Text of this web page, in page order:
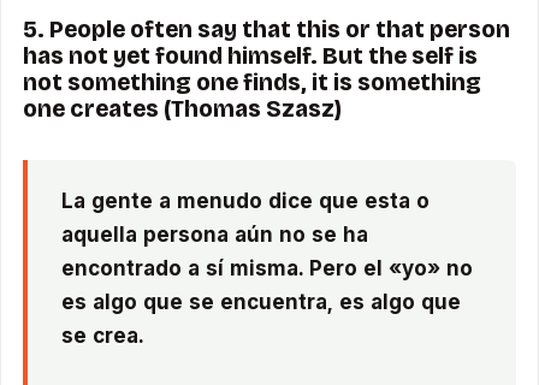
5. People often say that this or that person
has not yet found himself. But the self is
not something one finds, it is something
one creates (Thomas Szasz)
La gente a menudo dice que esta o
aquella persona aún no se ha
encontrado a sí misma. Pero el «yo» no
es algo que se encuentra, es algo que
se crea.